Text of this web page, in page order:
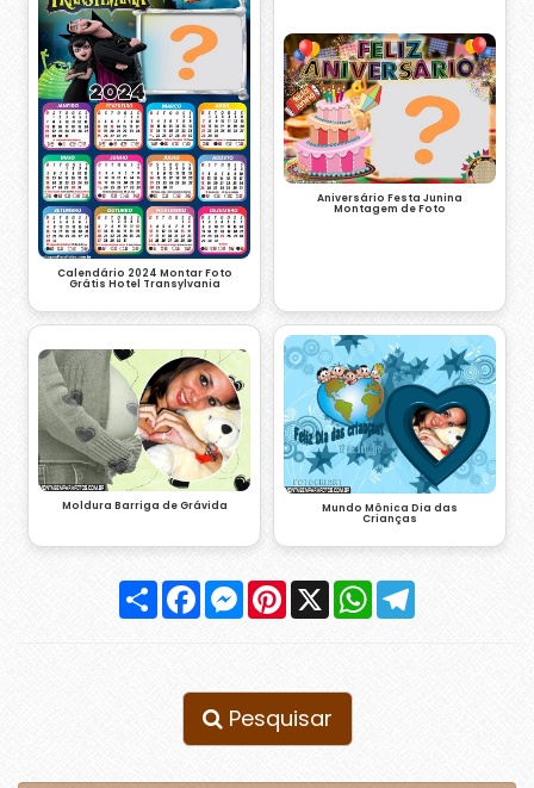
Calendário 2024 Montar Foto
Grátis Hotel Transylvania
Aniversário Festa Junina
Montagem de Foto
Moldura Barriga de Grávida Mundo Mônica Dia das
Crianças
Compartilhar
FacebookMessenger
Pinterest
X WhatsApp
Pesquisar